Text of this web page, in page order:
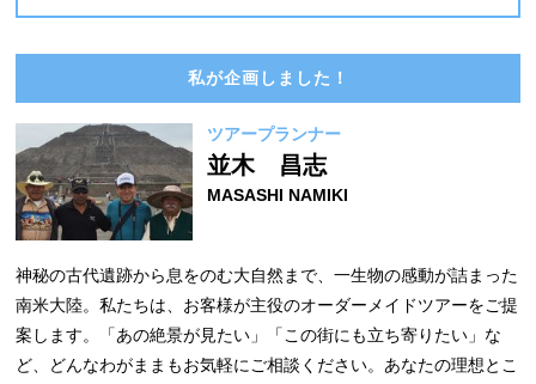
私が企画しました！
ツアープランナー
並木 昌志
MASASHI NAMIKI
神秘の古代遺跡から息をのむ大自然まで、一生物の感動が詰まった
南米大陸。私たちは、お客様が主役のオーダーメイドツアーをご提
案します。「あの絶景が見たい」「この街にも立ち寄りたい」な
ど、どんなわがままもお気軽にご相談ください。あなたの理想とこ